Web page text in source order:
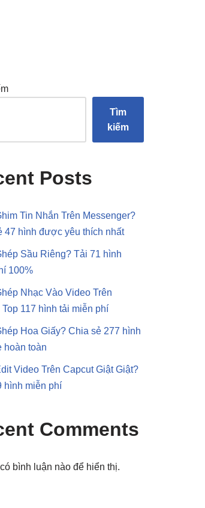
Tìm
kiếm
Posts
Tin Nhắn Trên Messenger?
47 hình được yêu thích nhất
Sầu Riêng? Tải 71 hình
100%
Nhạc Vào Video Trên
Top 117 hình tải miễn phí
Hoa Giấy? Chia sẻ 277 hình
hoàn toàn
Video Trên Capcut Giật Giật?
hình miễn phí
Comments
bình luận nào để hiển thị.